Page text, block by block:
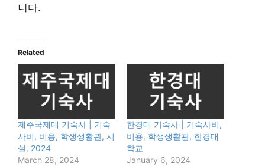
니다.
Related
제주국제대 기숙사 | 기숙
사비, 비용, 학생생활관, 시
설, 2024
March 28, 2024
한경대 기숙사 | 기숙사비,
비용, 학생생활관, 한경대
학교
January 6, 2024